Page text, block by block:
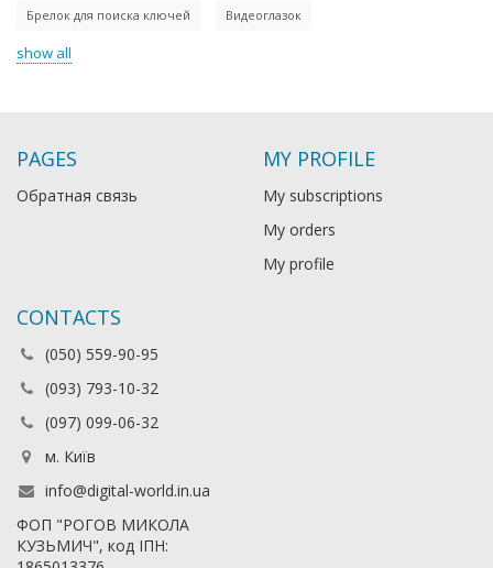
Брелок для поиска ключей Видеоглазок
show all
PAGES
Обратная связь
MY PROFILE
My subscriptions
My orders
My profile
CONTACTS
(050) 559-90-95
(093) 793-10-32
(097) 099-06-32
м. Київ
info@digital-world.in.ua
ФОП "РОГОВ МИКОЛА
КУЗЬМИЧ", код ІПН: